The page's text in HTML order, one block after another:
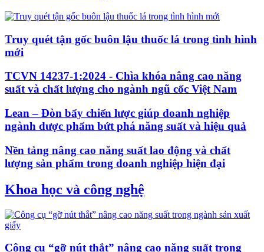
Truy quét tận gốc buôn lậu thuốc lá trong tình hình
mới
TCVN 14237-1:2024 - Chìa khóa nâng cao năng
suất và chất lượng cho ngành ngũ cốc Việt Nam
Lean – Đòn bẩy chiến lược giúp doanh nghiệp
ngành dược phẩm bứt phá năng suất và hiệu quả
Nền tảng nâng cao năng suất lao động và chất
lượng sản phẩm trong doanh nghiệp hiện đại
Khoa học và công nghệ
Công cụ “gỡ nút thắt” nâng cao năng suất trong